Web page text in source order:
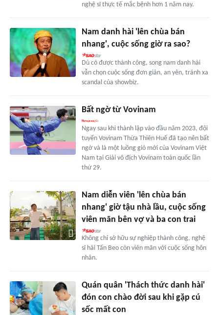
nghệ sĩ thực tế mắc bệnh hơn 1 năm nay.
Nam danh hài 'lên chùa bán
nhang', cuộc sống giờ ra sao?
Dù có được thành công, song nam danh hài
vẫn chọn cuộc sống đơn giản, an yên, tránh xa
scandal của showbiz.
Bất ngờ từ Vovinam
Ngay sau khi thành lập vào đầu năm 2023, đội
tuyển Vovinam Thừa Thiên Huế đã tạo nên bất
ngờ và là một luồng gió mới của Vovinam Việt
Nam tại Giải vô địch Vovinam toàn quốc lần
thứ 29.
Nam diễn viên 'lên chùa bán
nhang' giờ tậu nhà lầu, cuộc sống
viên mãn bên vợ và ba con trai
Không chỉ sở hữu sự nghiệp thành công, nghệ
sĩ hài Tấn Beo còn viên mãn với cuộc sống hôn
nhân.
Quán quân 'Thách thức danh hài'
đón con chào đời sau khi gặp cú
sốc mất con